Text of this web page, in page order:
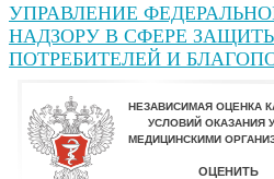
УПРАВЛЕНИЕ
НАДЗОРУ В СФЕРЕ
ПОТРЕБИТЕЛЕЙ И